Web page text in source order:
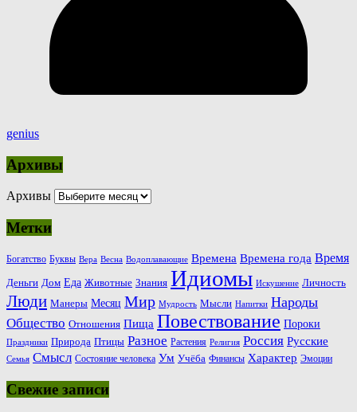
genius
Архивы
Архивы
Метки
Богатство Буквы Вера Весна Водоплавающие Времена Времена года Время
Деньги Дом Еда Животные Знания Идиомы Искушение Личность
Люди Манеры Месяц Мир Мудрость Мысли Напитки Народы
Общество Отношения Пища Повествование Пороки
Праздники Природа Птицы Разное Растения Религия Россия Русские
Семья Смысл Состояние человека Ум Учёба Финансы Характер Эмоции
Свежие записи